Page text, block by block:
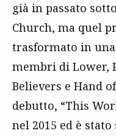
già in passato
Church, ma quel
trasformato in
membri di Lower,
Believers e Hand
debutto, “This
nel 2015 ed è